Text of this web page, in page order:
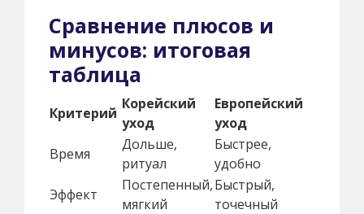
Сравнение плюсов и
минусов: итоговая
таблица
Критерий
Корейский
уход
Европейский
уход
Время
Дольше,
ритуал
Быстрее,
удобно
Эффект
Постепенный,
мягкий
Быстрый,
точечный